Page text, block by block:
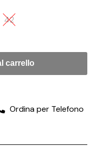
42
carrello
Ordina per Telefono